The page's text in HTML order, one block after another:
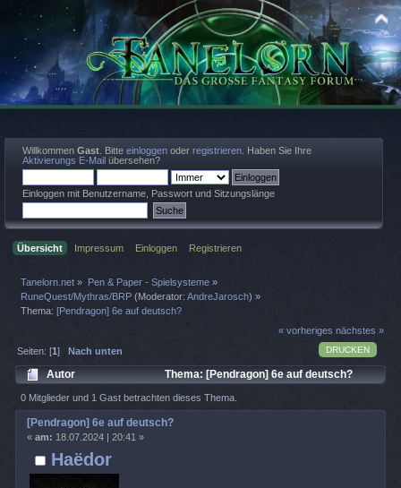
Willkommen Gast . Bitte einloggen oder registrieren . Haben Sie Ihre
Aktivierungs E-Mail übersehen?
Einloggen mit Benutzername, Passwort und Sitzungslänge
Übersicht Impressum Einloggen Registrieren
Tanelorn.net » Pen & Paper - Spielsysteme»
RuneQuest/Mythras/BRP (Moderator:AndreJarosch) »
Thema:[Pendragon] 6e auf deutsch?
« vorheriges nächstes »
DRUCKEN
Seiten: [1]Nach unten
Autor
Thema: [Pendragon] 6e auf deutsch?
(Gelesen 637 mal)
0 Mitglieder und 1 Gast betrachten dieses Thema.
Haëdor
[Pendragon] 6e auf deutsch?
« am: 18.07.2024 | 20:41 »